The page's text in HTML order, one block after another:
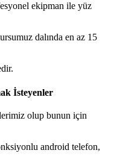
ekipman ile yüz
dalında en az 15
İsteyenler
olup bunun için
android telefon,